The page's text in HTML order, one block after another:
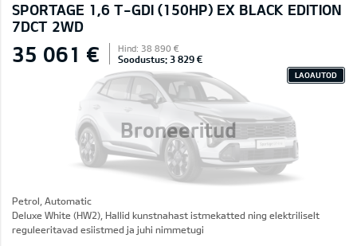
SPORTAGE 1,6 T-GDI (150HP) EX BLACK EDITION
7DCT 2WD
Broneeritud
35 061 € Hind: 38 890 €
Soodustus: 3 829 €
LAOAUTOD
Petrol, Automatic
Deluxe White (HW2), Hallid kunstnahast istmekatted ning elektriliselt
reguleeritavad esiistmed ja juhi nimmetugi